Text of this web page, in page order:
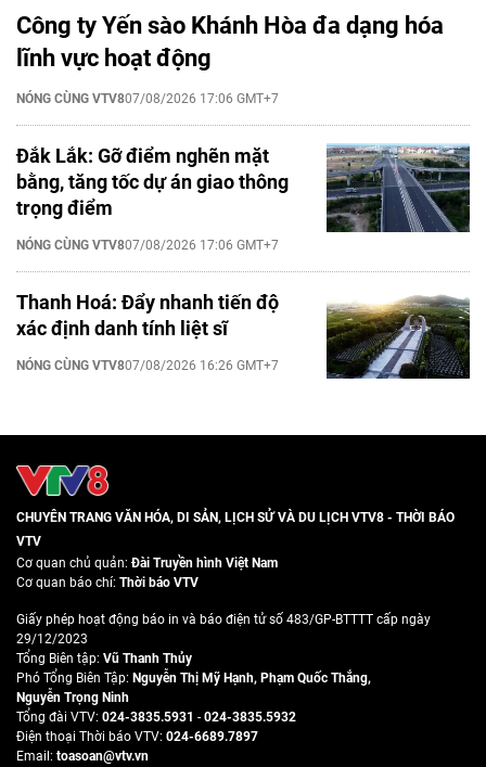
Công ty Yến sào Khánh Hòa đa dạng hóa
lĩnh vực hoạt động
NÓNG CÙNG VTV807/08/2026 17:06 GMT+7
Đắk Lắk: Gỡ điểm nghẽn mặt
bằng, tăng tốc dự án giao thông
trọng điểm
NÓNG CÙNG VTV807/08/2026 17:06 GMT+7
Thanh Hoá: Đẩy nhanh tiến độ
xác định danh tính liệt sĩ
NÓNG CÙNG VTV807/08/2026 16:26 GMT+7
CHUYÊN TRANG VĂN HÓA, DI SẢN, LỊCH SỬ VÀ DU LỊCH VTV8 - THỜI BÁO
VTV
Cơ quan chủ quản:Đài Truyền hình Việt Nam
Cơ quan báo chí: Thời báo VTV
Giấy phép hoạt động báo in và báo điện tử số 483/GP-BTTTT cấp ngày
29/12/2023
Tổng Biên tập: Vũ Thanh Thủy
Phó Tổng Biên Tập: Nguyễn Thị Mỹ Hạnh, Phạm Quốc Thắng,
Nguyễn Trọng Ninh
Tổng đài VTV: 024-3835.5931 - 024-3835.5932
Ðiện thoại Thời báo VTV: 024-6689.7897
Email: toasoan@vtv.vn